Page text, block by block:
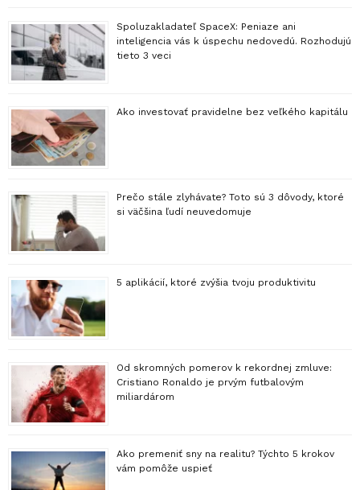
Spoluzakladateľ SpaceX: Peniaze ani
inteligencia vás k úspechu nedovedú. Rozhodujú
tieto 3 veci
Ako investovať pravidelne bez veľkého kapitálu
Prečo stále zlyhávate? Toto sú 3 dôvody, ktoré
si väčšina ľudí neuvedomuje
5 aplikácií, ktoré zvýšia tvoju produktivitu
Od skromných pomerov k rekordnej zmluve:
Cristiano Ronaldo je prvým futbalovým
miliardárom
Ako premeniť sny na realitu? Týchto 5 krokov
vám pomôže uspieť